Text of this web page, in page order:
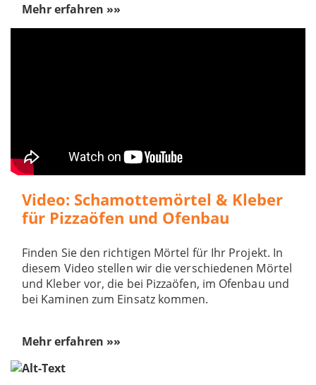
Mehr erfahren »»
Video: Schamottemörtel & Kleber
für Pizzaöfen und Ofenbau
Finden Sie den richtigen Mörtel für Ihr Projekt. In
diesem Video stellen wir die verschiedenen Mörtel
und Kleber vor, die bei Pizzaöfen, im Ofenbau und
bei Kaminen zum Einsatz kommen.
Mehr erfahren »»